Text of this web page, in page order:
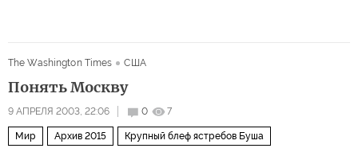
The Washington Times США
Понять Москву
9 АПРЕЛЯ 2003, 22:06 0 7
Мир Архив 2015 Крупный блеф ястребов Буша